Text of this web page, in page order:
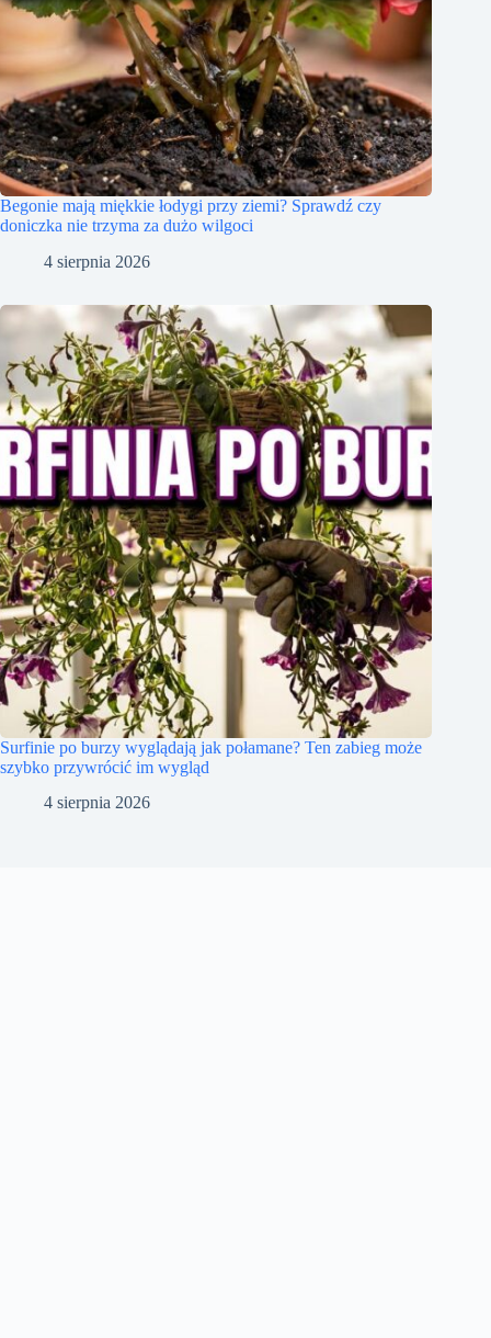
Begonie mają miękkie łodygi przy ziemi? Sprawdź czy
doniczka nie trzyma za dużo wilgoci
4 sierpnia 2026
Surfinie po burzy wyglądają jak połamane? Ten zabieg może
szybko przywrócić im wygląd
4 sierpnia 2026